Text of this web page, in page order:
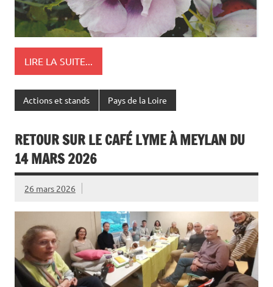
LIRE LA SUITE...
Actions et stands Pays de la Loire
RETOUR SUR LE CAFÉ LYME À MEYLAN DU
14 MARS 2026
26 mars 2026